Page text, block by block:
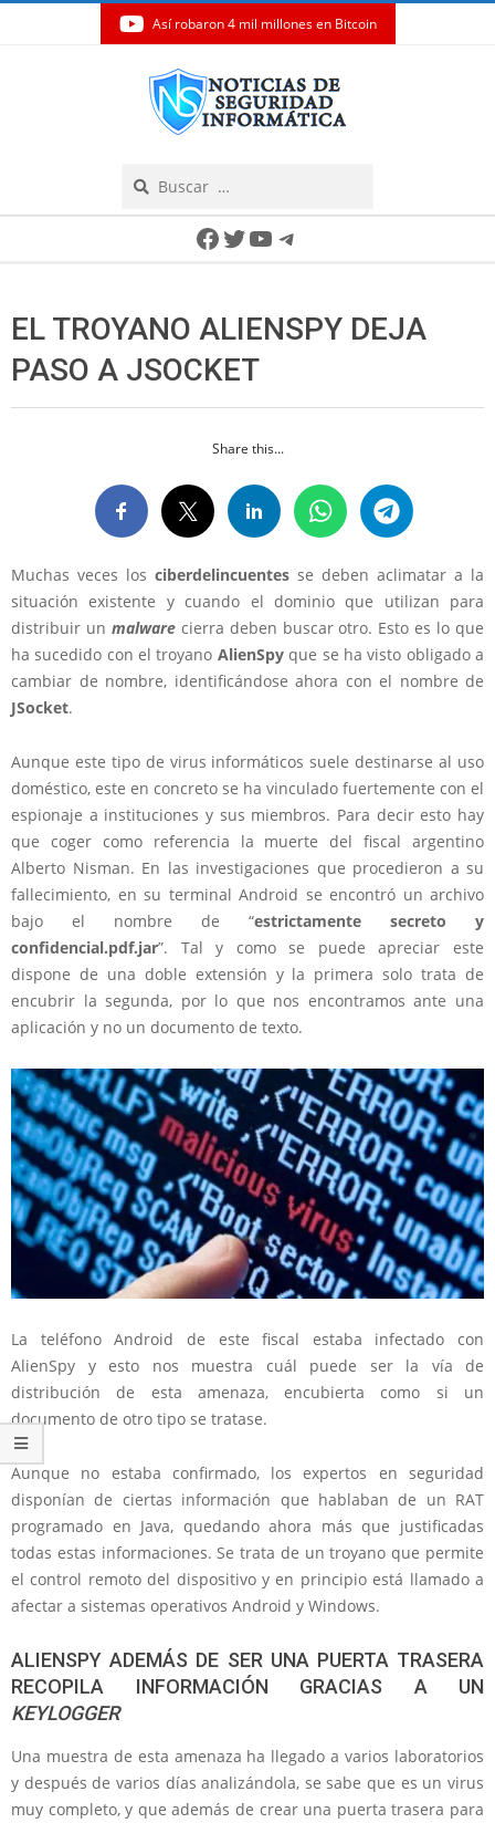
Así robaron 4 mil millones en Bitcoin
Facebook
Twitter
YouTube
Telegram
EL TROYANO ALIENSPY DEJA
PASO A JSOCKET
Share this...
Muchas veces los ciberdelincuentes se deben aclimatar a la
situación existente y cuando el dominio que utilizan para
distribuir un malwarecierra deben buscar otro. Esto es lo que
ha sucedido con el troyano AlienSpyque se ha visto obligado a
cambiar de nombre, identificándose ahora con el nombre de
JSocket.
Aunque este tipo de virus informáticos suele destinarse al uso
doméstico, este en concreto se ha vinculado fuertemente con el
espionaje a instituciones y sus miembros. Para decir esto hay
que coger como referencia la muerte del fiscal argentino
Alberto Nisman. En las investigaciones que procedieron a su
fallecimiento, en su terminal Android se encontró un archivo
bajo el nombre de “estrictamente secreto y
confidencial.pdf.jar”. Tal y como se puede apreciar este
dispone de una doble extensión y la primera solo trata de
encubrir la segunda, por lo que nos encontramos ante una
aplicación y no un documento de texto.
La teléfono Android de este fiscal estaba infectado con
AlienSpy y esto nos muestra cuál puede ser la vía de
distribución de esta amenaza, encubierta como si un
documento de otro tipo se tratase.
Aunque no estaba confirmado, los expertos en seguridad
disponían de ciertas información que hablaban de un RAT
programado en Java, quedando ahora más que justificadas
todas estas informaciones. Se trata de un troyano que permite
el control remoto del dispositivo y en principio está llamado a
afectar a sistemas operativos Android y Windows.
ALIENSPY ADEMÁS DE SER UNA PUERTA TRASERA
RECOPILA INFORMACIÓN GRACIAS A UN
KEYLOGGER
Una muestra de esta amenaza ha llegado a varios laboratorios
y después de varios días analizándola, se sabe que es un virus
muy completo, y que además de crear una puerta trasera para